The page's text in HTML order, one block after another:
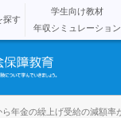
探す
学生向け教材
年収シミュレーション
年金の繰上げ受給の減額率